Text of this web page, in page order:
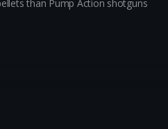
than Pump Action shotguns